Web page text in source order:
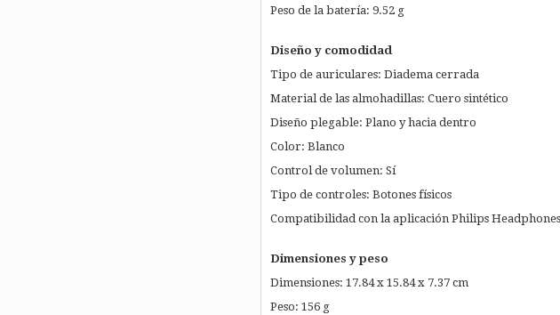
Peso de la batería: 9.52 g
Diseño y comodidad
Tipo de auriculares: Diadema cerrada
Material de las almohadillas: Cuero sintético
Diseño plegable: Plano y hacia dentro
Color: Blanco
Control de volumen: Sí
Tipo de controles: Botones físicos
Compatibilidad con la aplicación Philips
Dimensiones y peso
Dimensiones: 17.84 x 15.84 x 7.37 cm
Peso: 156 g